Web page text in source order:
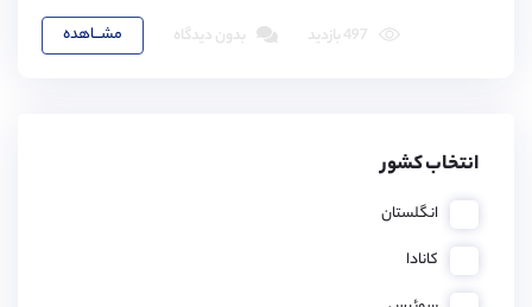
مشـــاهده بدون دیدگاه
انتخاب کشور
انگلستان
کانادا